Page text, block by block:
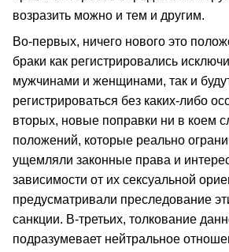
возразить можно и тем и другим.
Во-первых, ничего нового это
браки как регистрировались
мужчинами и женщинами, так и
регистрироваться без каких-либо
вторых, новые поправки ни в коем
положений, которые реально
ущемляли законные права и
зависимости от их сексуальной
предусматривали преследование
санкции. В-третьих, толкование
подразумевает нейтральное